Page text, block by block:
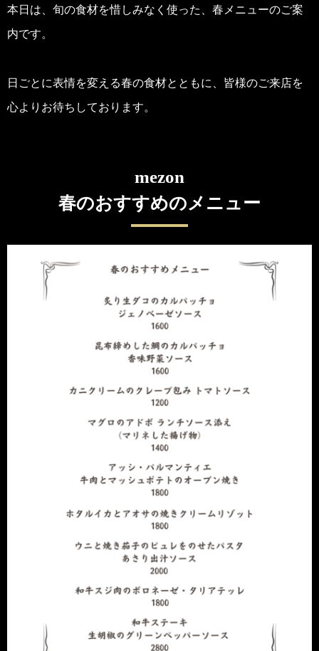
本日は、旬の食材を惜しみなく使った、春メニューのご案
内です。
日ごとに表情を変える春の食材とともに、皆様のご来店を
心よりお待ちしております。
mezon
春のおすすめのメニュー